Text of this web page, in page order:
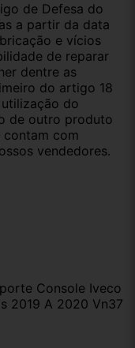
de Defesa do
a partir da data
e vícios
de reparar
dentre as
do artigo 18
do
de outro produto
contam com
vendedores.